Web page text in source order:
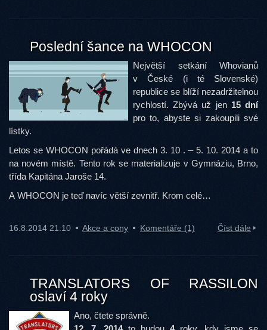
Poslední šance na WHOCON
Největší setkání Whovianů
v České (i té Slovenské)
republice se blíží nezadržitelnou
rychlostí. Zbývá už jen 15 dní
pro to, abyste si zakoupili své
lístky.
Letos se WHOCON pořádá ve dnech 3. 10 . – 5. 10. 2014 a to
na novém místě. Tento rok se materializuje v Gymnáziu, Brno,
třída Kapitána Jaroše 14.
A WHOCON je teď navíc větší zevnitř. Krom celé…
16.8.2014 21:10 Akce a cony Komentáře (1) Číst dále
TRANSLATORS OF RASSILON
oslaví 4 roky
Ano, čtete správně.